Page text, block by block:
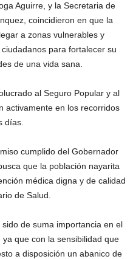
Aguirre, y la Secretaria de
coincidieron en que la
a zonas vulnerables y
para fortalecer su
de una vida sana.
al Seguro Popular y al
activamente en los recorridos
días.
cumplido del Gobernador
que la población nayarita
médica digna y de calidad
de Salud.
de suma importancia en el
ya que con la sensibilidad que
a disposición un abanico de